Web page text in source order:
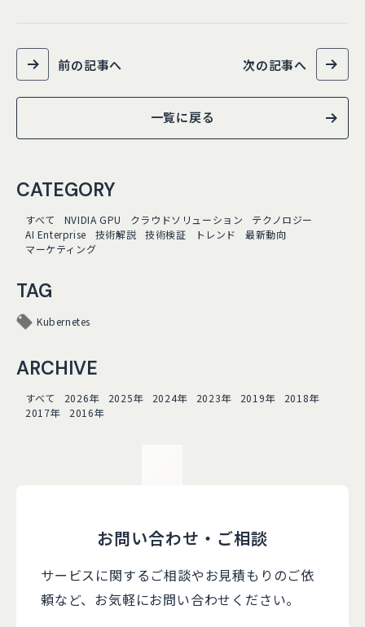
前の記事へ
一覧に戻る
次の記事へ
CATEGORY
すべて NVIDIA GPU クラウドソリューション
テクノロジー
AI Enterprise
技術解説 技術検証 トレンド
最新動向
マーケティング
TAG
Kubernetes
ARCHIVE
すべて 2026年 2025年 2024年 2023年 2019年
2018年
2017年
2016年
お問い合わせ・ご相談
サービスに関するご相談やお見積もりのご依
頼など、 お気軽にお問い合わせください。